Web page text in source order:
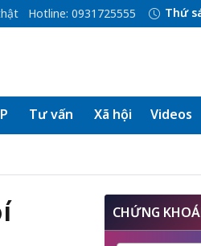
Hotline: 0931725555 Thứ
Tư vấn Xã hội Videos
CHỨNG